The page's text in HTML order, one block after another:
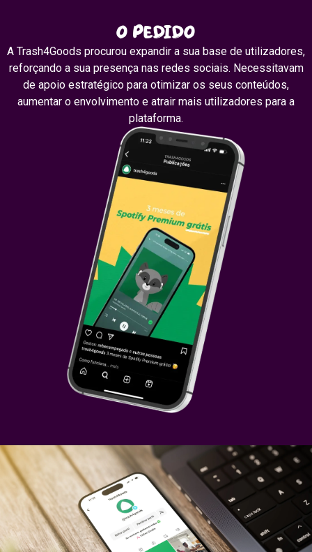
O pedido
A Trash4Goods procurou expandir a sua base de utilizadores,
reforçando a sua presença nas redes sociais. Necessitavam
de apoio estratégico para otimizar os seus conteúdos,
aumentar o envolvimento e atrair mais utilizadores para a
plataforma.